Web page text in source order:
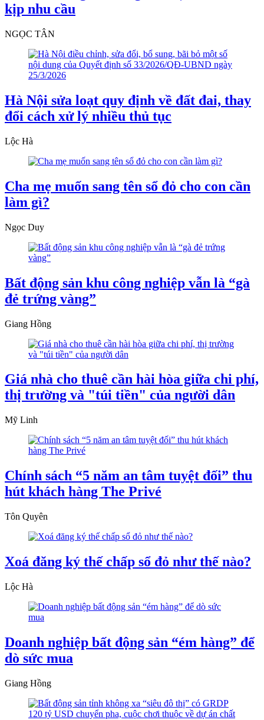
kịp nhu cầu
NGỌC TÂN
Hà Nội sửa loạt quy định về đất đai, thay
đổi cách xử lý nhiều thủ tục
Lộc Hà
Cha mẹ muốn sang tên sổ đỏ cho con cần
làm gì?
Ngọc Duy
Bất động sản khu công nghiệp vẫn là “gà
đẻ trứng vàng”
Giang Hồng
Giá nhà cho thuê cần hài hòa giữa chi phí,
thị trường và "túi tiền" của người dân
Mỹ Linh
Chính sách “5 năm an tâm tuyệt đối” thu
hút khách hàng The Privé
Tôn Quyên
Xoá đăng ký thế chấp sổ đỏ như thế nào?
Lộc Hà
Doanh nghiệp bất động sản “ém hàng” để
dò sức mua
Giang Hồng